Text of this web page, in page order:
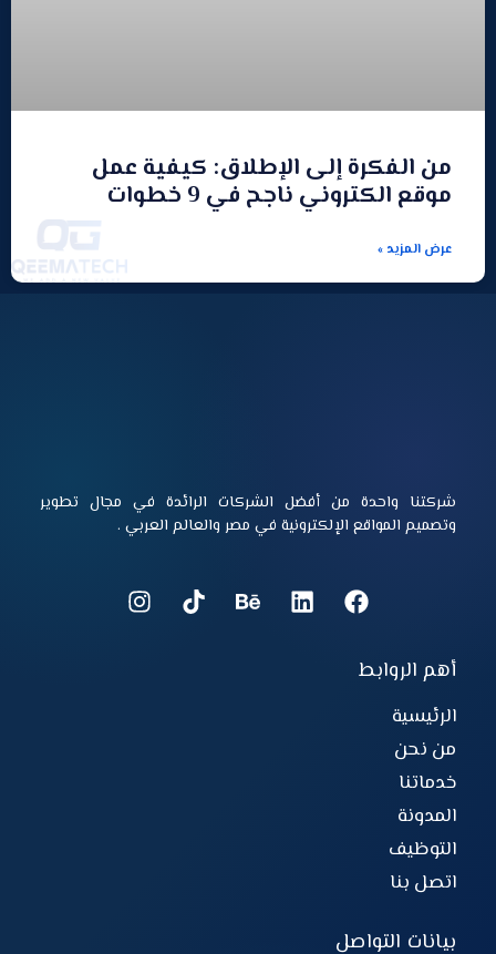
من الفكرة إلى الإطلاق: كيفية عمل
موقع الكتروني ناجح في 9 خطوات
عرض المزيد »
شركتنا واحدة من أفضل الشركات الرائدة في مجال تطوير
وتصميم المواقع الإلكترونية في مصر والعالم العربي .
أهم الروابط
الرئيسية
من نحن
خدماتنا
المدونة
التوظيف
اتصل بنا
بيانات التواصل